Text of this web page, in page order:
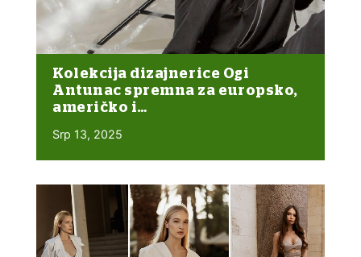
Kolekcija dizajnerice Ogi
Antunac spremna za europsko,
američko i…
Srp 13, 2025